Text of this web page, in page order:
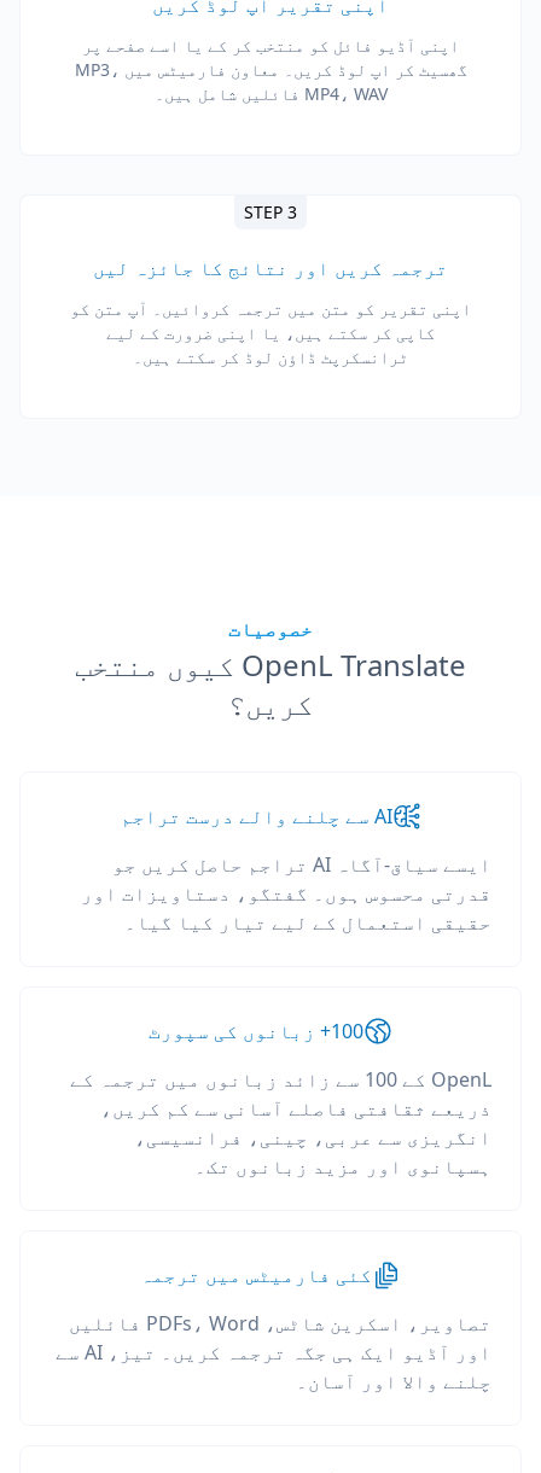
اپنی آڈیو فائل کو منتخب کر کے یا اسے صفحے پر
گھسیٹ کر اپ لوڈ کریں۔ معاون فارمیٹس میں MP3،
MP4، WAV فائلیں شامل ہیں۔
STEP 3
ترجمہ کریں اور نتائج کا جائزہ لیں
اپنی تقریر کو متن میں ترجمہ کروائیں۔ آپ متن کو
کاپی کر سکتے ہیں، یا اپنی ضرورت کے لیے
ٹرانسکرپٹ ڈاؤن لوڈ کر سکتے ہیں۔
خصوصیات
OpenL Translate کیوں منتخب
کریں؟
AI سے چلنے والے درست تراجم
ایسے سیاق-آگاہ AI تراجم حاصل کریں جو
قدرتی محسوس ہوں۔ گفتگو، دستاویزات اور
حقیقی استعمال کے لیے تیار کیا گیا۔
100+ زبانوں کی سپورٹ
OpenL کے 100 سے زائد زبانوں میں ترجمہ کے
ذریعے ثقافتی فاصلے آسانی سے کم کریں،
انگریزی سے عربی، چینی، فرانسیسی،
ہسپانوی اور مزید زبانوں تک۔
کئی فارمیٹس میں ترجمہ
تصاویر، اسکرین شاٹس، PDFs، Word فائلیں
اور آڈیو ایک ہی جگہ ترجمہ کریں۔ تیز، AI سے
چلنے والا اور آسان۔